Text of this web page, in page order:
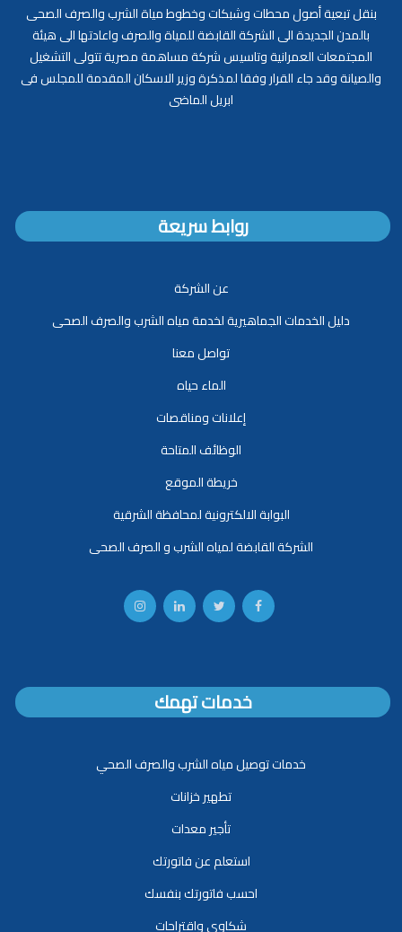
بنقل تبعية أصول محطات وشبكات وخطوط مياة الشرب والصرف الصحى
بالمدن الجديدة الى الشركة القابضة للمياة والصرف واعادتها الى هيئة
المجتمعات العمرانية وتاسيس شركة مساهمة مصرية تتولى التشغيل
والصيانة وقد جاء القرار وفقا لمذكرة وزير الاسكان المقدمة للمجلس فى
ابريل الماضى
روابط سريعة
عن الشركة
دليل الخدمات الجماهيرية لخدمة مياه الشرب والصرف الصحى
تواصل معنا
الماء حياه
إعلانات ومناقصات
الوظائف المتاحة
خريطة الموقع
البوابة الالكترونية لمحافظة الشرقية
الشركة القابضة لمياه الشرب و الصرف الصحى
خدمات تهمك
خدمات توصيل مياه الشرب والصرف الصحي
تطهير خزانات
تأجير معدات
استعلم عن فاتورتك
احسب فاتورتك بنفسك
شكاوى واقتراحات